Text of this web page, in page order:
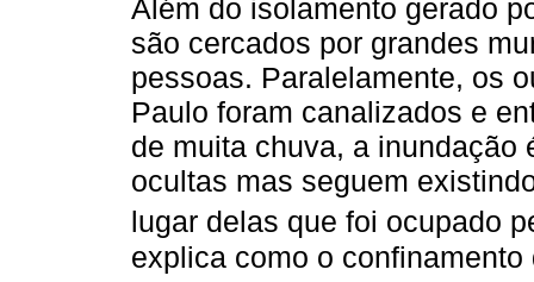
Além do isolamento gerado
são cercados por grandes
pessoas. Paralelamente, os
Paulo foram canalizados e
de muita chuva, a
ocultas mas seguem
lugar delas que foi ocupado
explica como o